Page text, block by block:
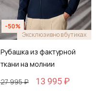
-50%
Эксклюзивно в бутиках
Рубашка из фактурной
ткани на молнии
27 995 ₽
13 995 ₽